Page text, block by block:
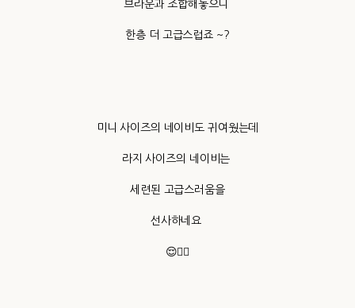
브라운과 조합해놓으니
한층 더 고급스럽죠 ~?
미니 사이즈의 네이비도 귀여웠는데
라지 사이즈의 네이비는
세련된 고급스러움을
선사하네요
😌👍🏻